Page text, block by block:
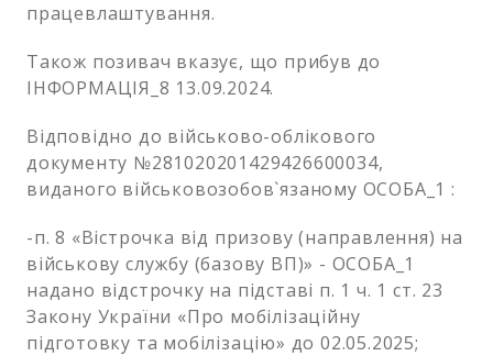
працевлаштування.
Також позивач вказує, що прибув до
ІНФОРМАЦІЯ_8 13.09.2024.
Відповідно до військово-облікового
документу №281020201429426600034,
виданого військовозобов`язаному ОСОБА_1 :
-п. 8 «Вістрочка від призову (направлення) на
військову службу (базову ВП)» - ОСОБА_1
надано відстрочку на підставі п. 1 ч. 1 ст. 23
Закону України «Про мобілізаційну
підготовку та мобілізацію» до 02.05.2025;